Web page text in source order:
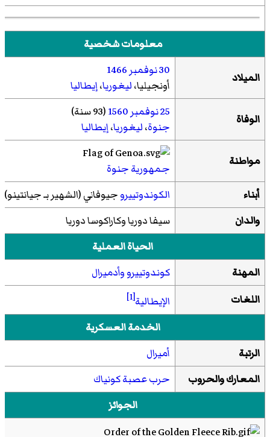
معلومات شخصية
الميلاد 30 نوفمبر
1466
أونجيليا،ليغوريا،إيطاليا
الوفاة 25 نوفمبر 1560(93 سنة)
جنوة،ليغوريا،إيطاليا
مواطنة
جمهورية جنوة
أبناء
الكوندوتييروجيوفاني (الشهير بـ جيانتينو)
والدان
سيفا دوريا وكاراكوسا دوريا
الحياة العملية
المهنة
كوندوتييرووأدميرال
اللغات
الإيطالية[1]
الخدمة العسكرية
الرتبة
أميرال
المعارك والحروب
حرب عصبة كونياك
الجوائز